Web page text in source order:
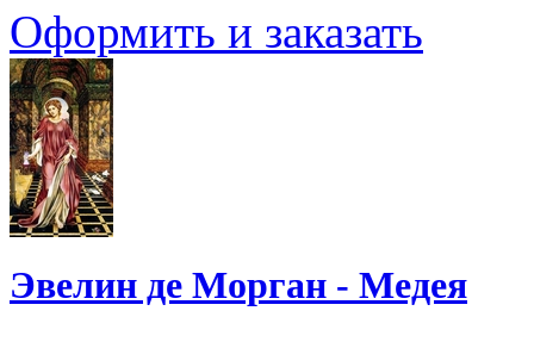
Оформить и заказать
Эвелин де Морган - Медея